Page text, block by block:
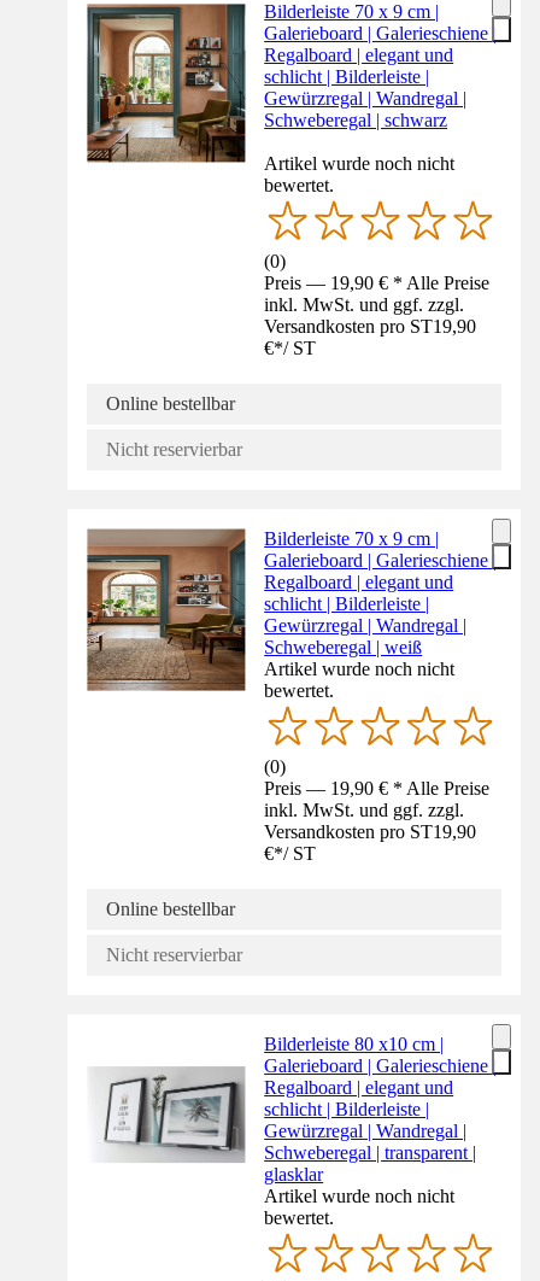
Bilderleiste 70 x 9 cm |
Galerieboard | Galerieschiene |
Regalboard | elegant und
schlicht | Bilderleiste |
Gewürzregal | Wandregal |
Schweberegal | schwarz
Artikel wurde noch nicht
bewertet.
(0)
Preis — 19,90 € * Alle Preise
inkl. MwSt. und ggf. zzgl.
Versandkosten pro ST19,90
€*/ ST
Online bestellbar
Nicht reservierbar
Bilderleiste 70 x 9 cm |
Galerieboard | Galerieschiene |
Regalboard | elegant und
schlicht | Bilderleiste |
Gewürzregal | Wandregal |
Schweberegal | weiß
Artikel wurde noch nicht
bewertet.
(0)
Preis — 19,90 € * Alle Preise
inkl. MwSt. und ggf. zzgl.
Versandkosten pro ST19,90
€*/ ST
Online bestellbar
Nicht reservierbar
Bilderleiste 80 x10 cm |
Galerieboard | Galerieschiene |
Regalboard | elegant und
schlicht | Bilderleiste |
Gewürzregal | Wandregal |
Schweberegal | transparent |
glasklar
Artikel wurde noch nicht
bewertet.